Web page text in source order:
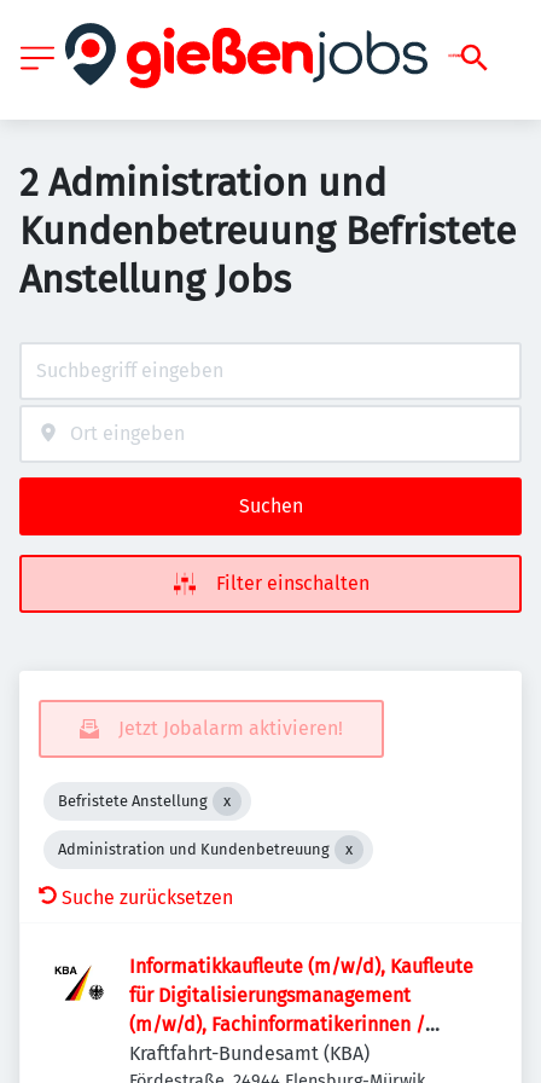
2 Administration und
Kundenbetreuung Befristete
Anstellung Jobs
Suchen
Filter einschalten
Jetzt Jobalarm aktivieren!
Befristete Anstellung
Administration und Kundenbetreuung
Suche zurücksetzen
Informatik­kaufleute (m/w/d), Kaufleute
für Digitalisierungs­management
(m/w/d), Fachinformatikerinnen /
Fachinformatiker (m/w/d) oder
Kraftfahrt-Bundesamt (KBA)